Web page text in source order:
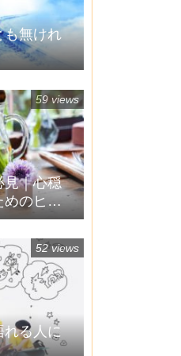
も無けれ
見｜心穏
めのヒン
59 views
れる人に
52 views